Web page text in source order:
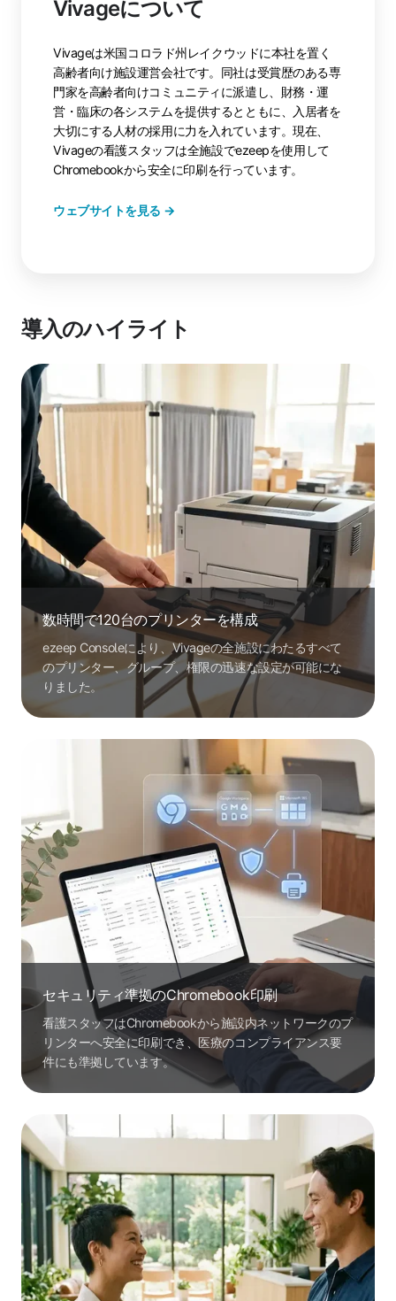
Vivageについて
Vivageは米国コロラド州レイクウッドに本社を置く
高齢者向け施設運営会社です。同社は受賞歴のある専
門家を高齢者向けコミュニティに派遣し、財務・運
営・臨床の各システムを提供するとともに、入居者を
大切にする人材の採用に力を入れています。現在、
Vivageの看護スタッフは全施設でezeepを使用して
Chromebookから安全に印刷を行っています。
ウェブサイトを見る →
導入のハイライト
数時間で120台のプリンターを構成
ezeep Consoleにより、Vivageの全施設にわたるすべて
のプリンター、グループ、権限の迅速な設定が可能にな
りました。
セキュリティ準拠のChromebook印刷
看護スタッフはChromebookから施設内ネットワークのプ
リンターへ安全に印刷でき、医療のコンプライアンス要
件にも準拠しています。